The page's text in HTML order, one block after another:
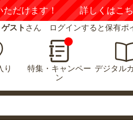
詳しくはこちら
ゲスト さん ログインすると保有ポ
り
特集・キャンペー
ン
デジタル